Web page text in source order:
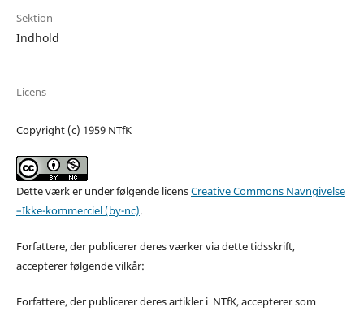
Sektion
Indhold
Licens
Copyright (c) 1959 NTfK
Dette værk er under følgende licensCreative Commons Navngivelse
–Ikke-kommerciel (by-nc).
Forfattere, der publicerer deres værker via dette tidsskrift,
accepterer følgende vilkår:
Forfattere, der publicerer deres artikler i NTfK, accepterer som